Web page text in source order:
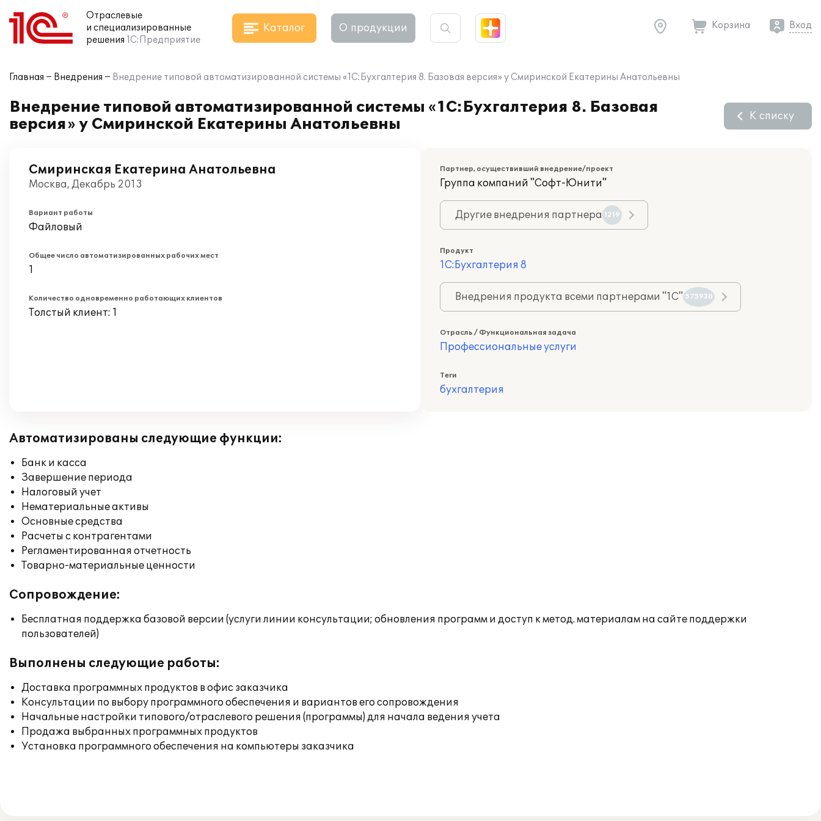
Отраслевые
и специализированные
решения 1С:Предприятие
Каталог О продукции Корзина Вход
Главная Внедрения Внедрение типовой автоматизированной системы «1С:Бухгалтерия 8. Базовая версия» у Смиринской Екатерины Анатольевны
Внедрение типовой автоматизированной системы «1С:Бухгалтерия 8. Базовая
версия» у Смиринской Екатерины Анатольевны
К списку
Смиринская Екатерина Анатольевна
Москва, Декабрь 2013
Вариант работы
Файловый
Общее число автоматизированных рабочих мест
1
Количество одновременно работающих клиентов
Толстый клиент: 1
Партнер, осуществивший внедрение/проект
Группа компаний "Софт-Юнити"
Другие внедрения партнера 1219
Продукт
1С:Бухгалтерия 8
Внедрения продукта всеми партнерами "1С" 575930
Отрасль / Функциональная задача
Профессиональные услуги
Теги
бухгалтерия
Автоматизированы следующие функции:
Банк и касса
Завершение периода
Налоговый учет
Нематериальные активы
Основные средства
Расчеты с контрагентами
Регламентированная отчетность
Товарно-материальные ценности
Сопровождение:
Бесплатная поддержка базовой версии (услуги линии консультации; обновления программ и доступ к метод. материалам на сайте поддержки
пользователей)
Выполнены следующие работы:
Доставка программных продуктов в офис заказчика
Консультации по выбору программного обеспечения и вариантов его сопровождения
Начальные настройки типового/отраслевого решения (программы) для начала ведения учета
Продажа выбранных программных продуктов
Установка программного обеспечения на компьютеры заказчика